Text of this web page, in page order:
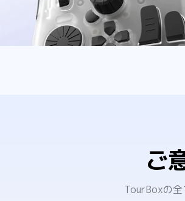
ご
TourBoxの全